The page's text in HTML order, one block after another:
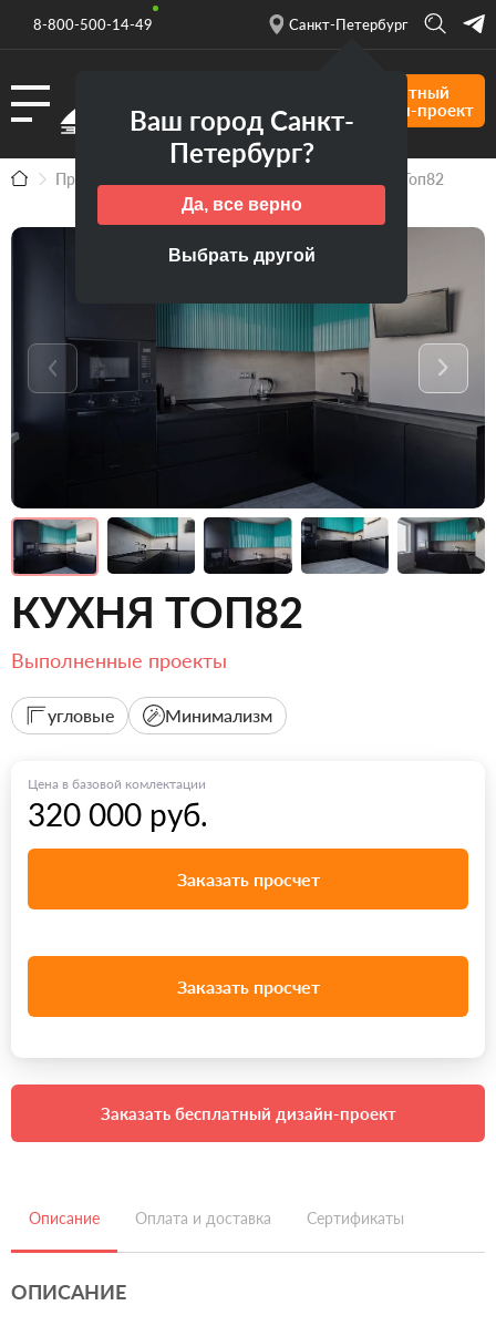
8-800-500-14-49 Санкт-Петербург
Ваш город Санкт-
Петербург?
Да, все верно
Выбрать другой
Бесплатный
дизайн-проект
Продукция Кухня Топ82
КУХНЯ ТОП82
Выполненные проекты
угловые Минимализм
Цена в базовой комлектации
320 000 руб.
Заказать просчет
Заказать просчет
Заказать бесплатный дизайн-проект
Описание Оплата и доставка Сертификаты
ОПИСАНИЕ